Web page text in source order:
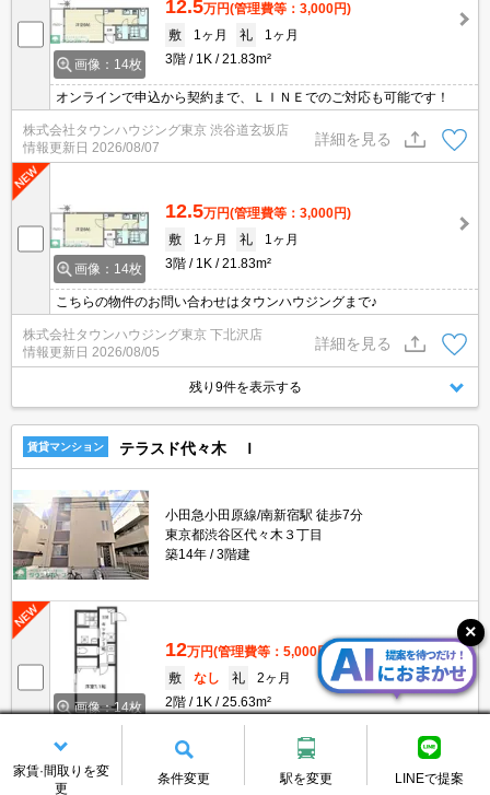
画像：14枚
12.5万円(管理費等：3,000円)
敷
1ヶ月 礼
1ヶ月
3階
1K 21.83m²
オンラインで申込から契約まで、ＬＩＮＥでのご対応も可能です！
株式会社タウンハウジング東京 渋谷道玄坂店
情報更新日 2026/08/07
詳細を見る
画像：14枚
12.5万円(管理費等：3,000円)
敷
1ヶ月 礼
1ヶ月
3階
1K 21.83m²
こちらの物件のお問い合わせはタウンハウジングまで♪
株式会社タウンハウジング東京 下北沢店
情報更新日 2026/08/05
詳細を見る
残り9件を表示する
賃貸マンション テラスド代々木 Ｉ
小田急小田原線/南新宿駅 徒歩7分
東京都渋谷区代々木３丁目
築14年
3階建
画像：14枚
12万円(管理費等：5,000円)
敷
なし 礼
2ヶ月
2階
1K 25.63m²
タウンハウジング新大久保店でご予約受付中！
株式会社タウンハウジング東京 新大久保店
情報更新日
詳細を見る
家賃·間取りを変
更
条件変更 駅を変更 LINEで提案